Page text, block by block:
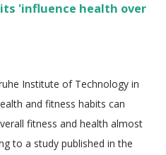
'influence health over
Institute of Technology in
and fitness habits can
fitness and health almost
to a study published in the